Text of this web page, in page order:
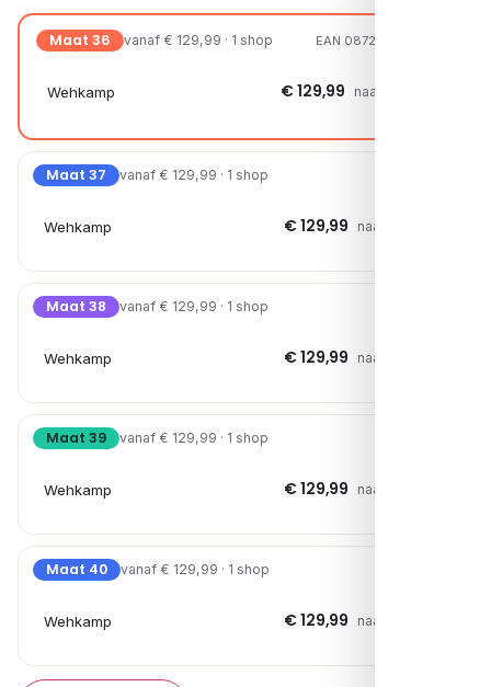
Maat 36 vanaf € 129,99 · 1 shop EAN 08721108086087
Wehkamp € 129,99 naar shop →
Maat 37 vanaf € 129,99 · 1 shop
Wehkamp € 129,99 naar shop →
Maat 38 vanaf € 129,99 · 1 shop
Wehkamp € 129,99 naar shop →
Maat 39 vanaf € 129,99 · 1 shop
Wehkamp € 129,99 naar shop →
Maat 40 vanaf € 129,99 · 1 shop
Wehkamp € 129,99 naar shop →